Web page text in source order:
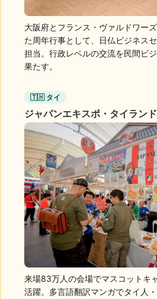
大阪府とフランス・ヴァルドワー
た周年行事として、日仏ビジネス
担当。行政レベルの交流を民間ビ
果たす。
🇹🇭 タイ
ジャパンエキスポ・タイランド
来場83万人の会場でマスコットキ
活躍。多言語翻訳マンガでタイ人